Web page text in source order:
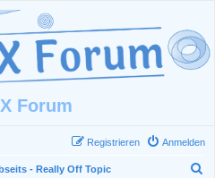
Forum
Anmelden
Registrieren
- Really Off Topic